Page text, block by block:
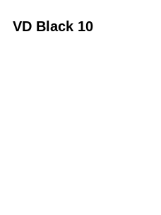
VD Black 10